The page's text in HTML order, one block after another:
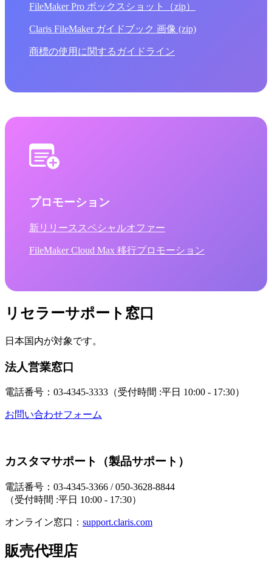
FileMaker Pro ボックスショット（zip）
Claris FileMaker ガイドブック 画像 (zip)
商標の使用に関するガイドライン
プロモーション
新リリーススペシャルオファー
FileMaker Cloud Max 移行プロモーション
リセラーサポート窓口
日本国内が対象です。
法人営業窓口
電話番号：03-4345-3333（受付時間 :平日 10:00 - 17:30）
お問い合わせフォーム
カスタマサポート（製品サポート）
電話番号：03-4345-3366 / 050-3628-8844
（受付時間 :平日 10:00 - 17:30）
オンライン窓口： support.claris.com
販売代理店